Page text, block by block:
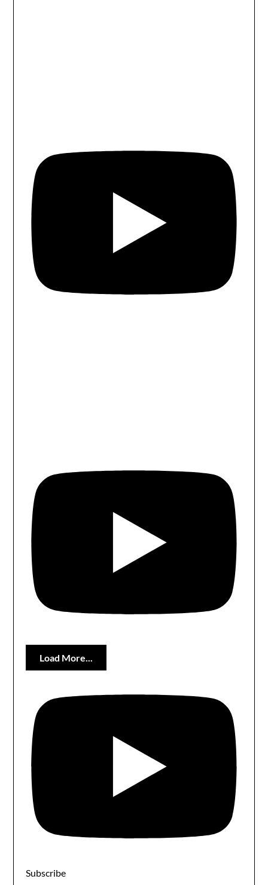
Load More...
Subscribe